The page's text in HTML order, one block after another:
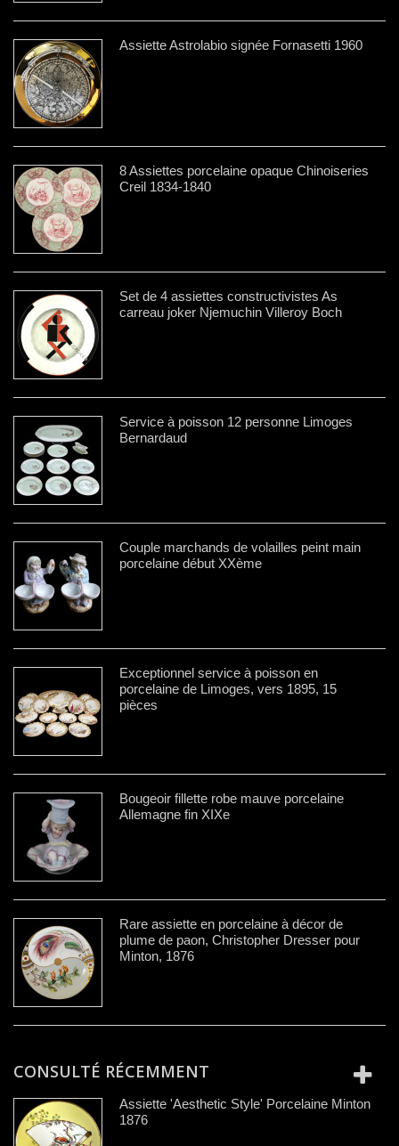
Assiette Astrolabio signée Fornasetti 1960
8 Assiettes porcelaine opaque Chinoiseries
Creil 1834-1840
Set de 4 assiettes constructivistes As
carreau joker Njemuchin Villeroy Boch
Service à poisson 12 personne Limoges
Bernardaud
Couple marchands de volailles peint main
porcelaine début XXème
Exceptionnel service à poisson en
porcelaine de Limoges, vers 1895, 15
pièces
Bougeoir fillette robe mauve porcelaine
Allemagne fin XIXe
Rare assiette en porcelaine à décor de
plume de paon, Christopher Dresser pour
Minton, 1876
CONSULTÉ RÉCEMMENT
Assiette 'Aesthetic Style' Porcelaine Minton
1876